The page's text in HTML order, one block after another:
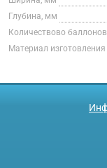
Глубина, мм
Количествово
Материал